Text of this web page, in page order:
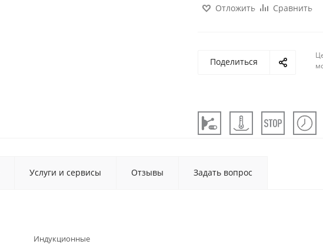
Отложить Сравнить
Поделиться
Услуги и сервисы Отзывы Задать вопрос
Индукционные